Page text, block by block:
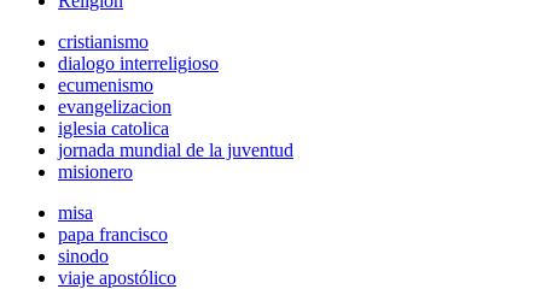
cristianismo
dialogo interreligioso
ecumenismo
evangelizacion
iglesia catolica
jornada mundial de la juventud
misionero
misa
papa francisco
sinodo
viaje apostólico